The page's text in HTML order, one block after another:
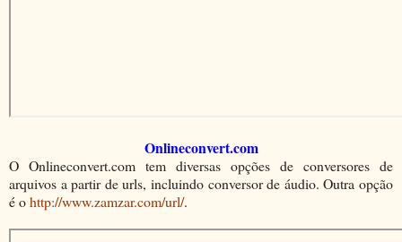
Onlineconvert.com
O Onlineconvert.com tem diversas opções de conversores de
arquivos a partir de urls, incluindo conversor de áudio. Outra opção
é ohttp://www.zamzar.com/url/.